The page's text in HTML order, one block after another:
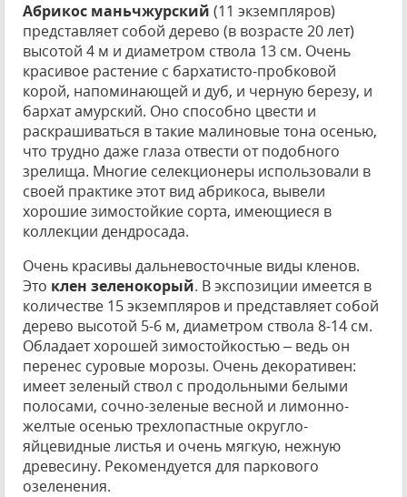
Абрикос маньчжурский (11 экземпляров)
представляет собой дерево (в возрасте 20 лет)
высотой 4 м и диаметром ствола 13 см. Очень
красивое растение с бархатисто-пробковой
корой, напоминающей и дуб, и черную березу, и
бархат амурский. Оно способно цвести и
раскрашиваться в такие малиновые тона осенью,
что трудно даже глаза отвести от подобного
зрелища. Многие селекционеры использовали в
своей практике этот вид абрикоса, вывели
хорошие зимостойкие сорта, имеющиеся в
коллекции дендросада.
Очень красивы дальневосточные виды кленов.
Это клен зеленокорый. В экспозиции имеется в
количестве 15 экземпляров и представляет собой
дерево высотой 5-6 м, диаметром ствола 8-14 см.
Обладает хорошей зимостойкостью – ведь он
перенес суровые морозы. Очень декоративен:
имеет зеленый ствол с продольными белыми
полосами, сочно-зеленые весной и лимонно-
желтые осенью трехлопастные округло-
яйцевидные листья и очень мягкую, нежную
древесину. Рекомендуется для паркового
озеленения.